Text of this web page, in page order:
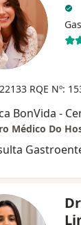
RQE Nº:
Médico Do